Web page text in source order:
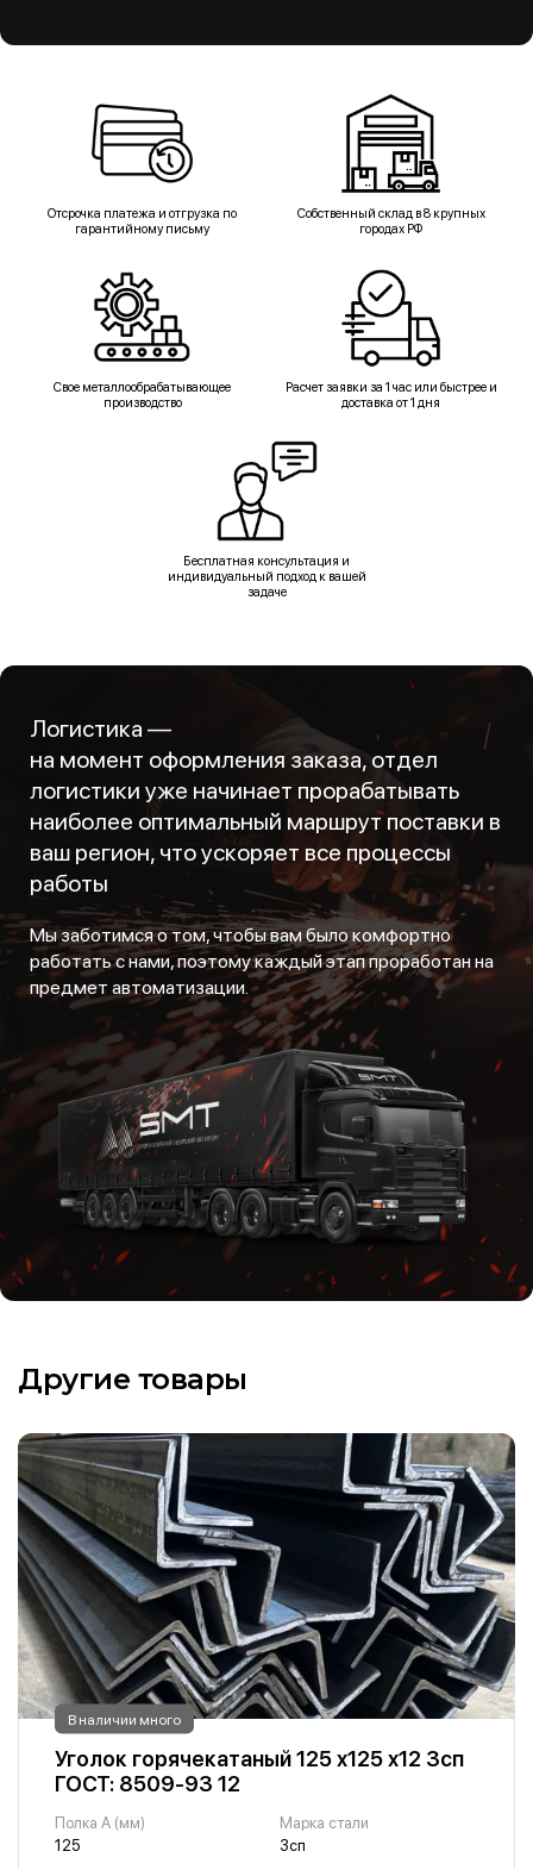
Отсрочка платежа и отгрузка по
гарантийному письму
Собственный склад в 8 крупных
городах РФ
Свое металлообрабатывающее
производство
Расчет заявки за 1 час или быстрее и
доставка от 1 дня
Бесплатная консультация и
индивидуальный подход к вашей
задаче
Логистика —
на момент оформления заказа, отдел
логистики уже начинает прорабатывать
наиболее оптимальный маршрут поставки в
ваш регион, что ускоряет все процессы
работы
Мы заботимся о том, чтобы вам было комфортно
работать с нами, поэтому каждый этап проработан на
предмет автоматизации.
Другие товары
В наличии много
Уголок горячекатаный 125 х125 х12 3сп
ГОСТ: 8509-93 12
Полка A (мм)
125
Марка стали
3сп